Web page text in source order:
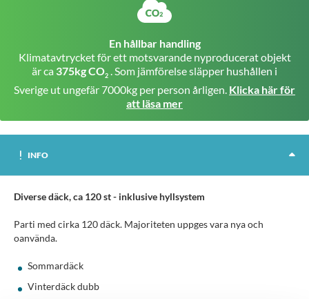
En hållbar handling
Klimatavtrycket för ett motsvarande nyproducerat objekt
är ca 375kg CO2 . Som jämförelse släpper hushållen i
Sverige ut ungefär 7000kg per person årligen. Klicka här för
att läsa mer
INFO
Diverse däck, ca 120 st - inklusive hyllsystem
Parti med cirka 120 däck. Majoriteten uppges vara nya och
oanvända.
Sommardäck
Vinterdäck dubb